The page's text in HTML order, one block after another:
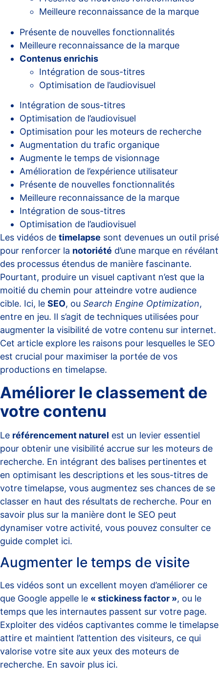
Meilleure reconnaissance de la marque
Présente de nouvelles fonctionnalités
Meilleure reconnaissance de la marque
Contenus enrichis
Intégration de sous-titres
Optimisation de l’audiovisuel
Intégration de sous-titres
Optimisation de l’audiovisuel
Optimisation pour les moteurs de recherche
Augmentation du trafic organique
Augmente le temps de visionnage
Amélioration de l’expérience utilisateur
Présente de nouvelles fonctionnalités
Meilleure reconnaissance de la marque
Intégration de sous-titres
Optimisation de l’audiovisuel
Les vidéos de timelapse sont devenues un outil prisé
pour renforcer la notoriété d’une marque en révélant
des processus étendus de manière fascinante.
Pourtant, produire un visuel captivant n’est que la
moitié du chemin pour atteindre votre audience
cible. Ici, le SEO, ou Search Engine Optimization,
entre en jeu. Il s’agit de techniques utilisées pour
augmenter la visibilité de votre contenu sur internet.
Cet article explore les raisons pour lesquelles le SEO
est crucial pour maximiser la portée de vos
productions en timelapse.
Améliorer le classement de
votre contenu
Le référencement naturel est un levier essentiel
pour obtenir une visibilité accrue sur les moteurs de
recherche. En intégrant des balises pertinentes et
en optimisant les descriptions et les sous-titres de
votre timelapse, vous augmentez ses chances de se
classer en haut des résultats de recherche. Pour en
savoir plus sur la manière dont le SEO peut
dynamiser votre activité, vous pouvez consulter ce
guide complet ici.
Augmenter le temps de visite
Les vidéos sont un excellent moyen d’améliorer ce
que Google appelle le « stickiness factor », ou le
temps que les internautes passent sur votre page.
Exploiter des vidéos captivantes comme le timelapse
attire et maintient l’attention des visiteurs, ce qui
valorise votre site aux yeux des moteurs de
recherche. En savoir plus ici.